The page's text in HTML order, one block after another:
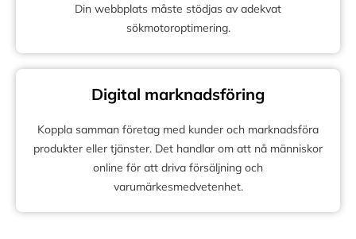
Din webbplats måste stödjas av adekvat
sökmotoroptimering.
Digital marknadsföring
Koppla samman företag med kunder och marknadsföra
produkter eller tjänster. Det handlar om att nå människor
online för att driva försäljning och
varumärkesmedvetenhet.